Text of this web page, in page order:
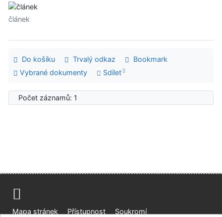
článek
Do košíku Trvalý odkaz
Bookmark
Vybrané dokumenty
Sdílet
Počet záznamů: 1
Mapa stránek Přístupnost Soukromí